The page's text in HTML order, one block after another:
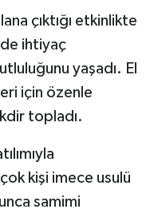
çıktığı etkinlikte
de ihtiyaç
yaşadı. El
için özenle
topladı.
kişi imece usulü
samimi